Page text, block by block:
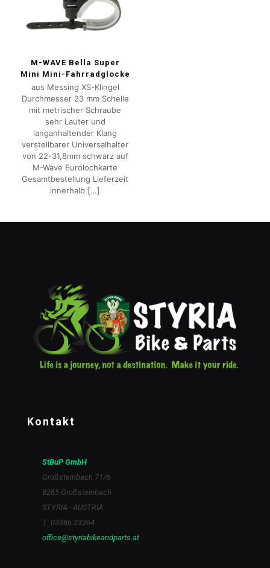
M-WAVE Bella Super
Mini Mini-Fahrradglocke
aus Messing XS-Klingel
Durchmesser 23 mm Schelle
mit metrischer Schraube
sehr Lauter und
langanhaltender Klang
verstellbarer Universalhalter
von 22-31,8mm schwarz auf
M-Wave Eurolochkarte
Gesamtbestellung Lieferzeit
innerhalb […]
Kontakt
StBuP GmbH
Großsteinbach 71/6
8265 Großsteinbach
STYRIA - AUSTRIA
T: 03386 23364
office@styriabikeandparts.at